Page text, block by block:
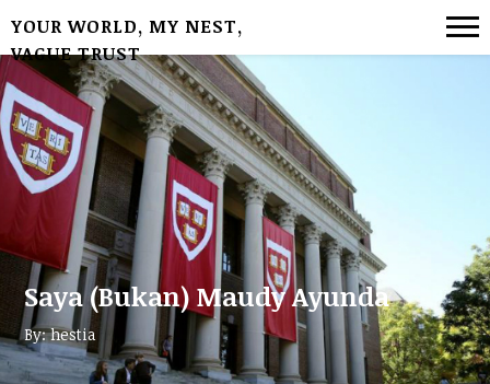
YOUR WORLD, MY NEST,
VAGUE TRUST
Saya (Bukan) Maudy Ayunda
By: hestia